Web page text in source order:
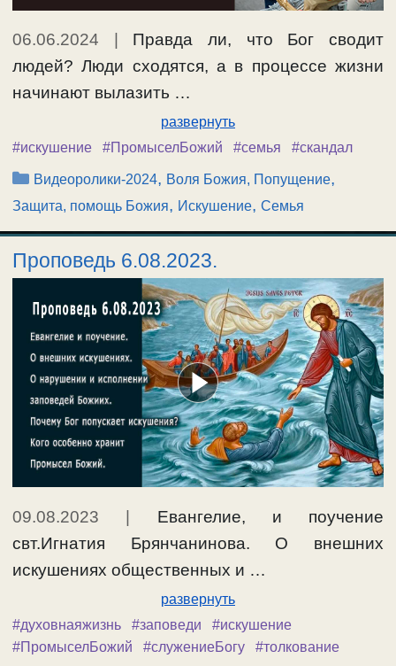
06.06.2024
Правда ли, что Бог сводит
людей? Люди сходятся, а в процессе жизни
начинают вылазить …
развернуть
#искушение
#ПромыселБожий #семья #скандал
Рубрики
Видеоролики-2024, Воля Божия, Попущение,
Защита, помощь Божия, Искушение, Семья
Проповедь 6.08.2023.
09.08.2023 | Евангелие, и поучение
свт.Игнатия Брянчанинова. О внешних
искушениях общественных и …
развернуть
#духовнаяжизнь
#заповеди
#искушение
#ПромыселБожий
#служениеБогу #толкование